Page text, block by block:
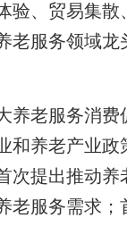
验、贸易集
老服务领域
老服务消费
和养老产业
次提出推动
老服务需求；